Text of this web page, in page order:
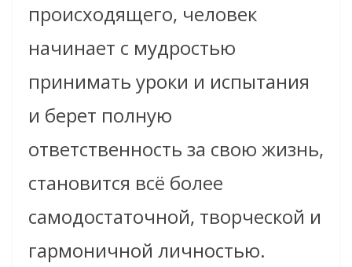
происходящего, человек
начинает с мудростью
принимать уроки и испытания
и берет полную
ответственность за свою жизнь,
становится всё более
самодостаточной, творческой и
гармоничной личностью.